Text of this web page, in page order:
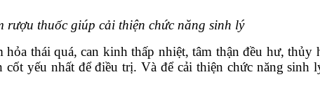
rượu thuốc giúp cải thiện chức năng sinh lý
hỏa thái quá, can kinh thấp nhiệt, tâm thận đều hư,
yếu nhất để điều trị. Và để cải thiện chức năng sinh